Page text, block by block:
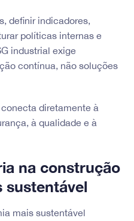
definir indicadores,
políticas internas e
industrial exige
contínua, não soluções
diretamente à
à qualidade e à
na construção
sustentável
mais sustentável